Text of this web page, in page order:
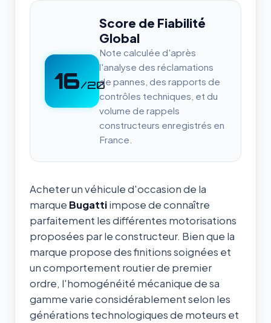
16/20
Score de Fiabilité
Global
Note calculée d'après
l'analyse des réclamations
de pannes, des rapports de
contrôles techniques, et du
volume de rappels
constructeurs enregistrés en
France.
Acheter un véhicule d'occasion de la
marque Bugattiimpose de connaître
parfaitement les différentes motorisations
proposées par le constructeur. Bien que la
marque propose des finitions soignées et
un comportement routier de premier
ordre, l'homogénéité mécanique de sa
gamme varie considérablement selon les
générations technologiques de moteurs et